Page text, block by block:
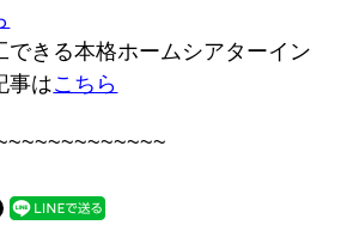
きる本格ホームシアターイン
事はこちら